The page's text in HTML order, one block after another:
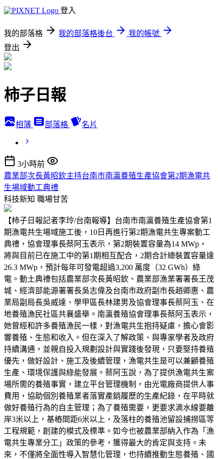
登入
我的部落格 我的部落格後台
我的帳號
登出
柿子日報
相簿 部落格 名片
3小時前
農業部次長黃昭欽主持台南市南瀛養殖生產協會第2期漁電共
生場域動工典禮
科技新知 職場甘苦
【柿子日報記者李玲/台南報導】台南市南瀛養殖生產協會第1
期漁電共生場域施工後，10日再進行第2期漁電共生專案動工
典禮，協會理事長蔡阿玉表示，第2期裝置容量為14 MWp，
將與目前已在施工中的第1期相互配合，2期合計總裝置容量達
26.3 MWp，預計每年可發電超過3,200 萬度（32 GWh）綠
電。動土典禮包括農業部次長黃昭欽、農業部漁業署署長王茂
城、經濟部能源署署長吳志偉及台南市政府副市長趙卿惠、農
業局副局長吳威達、學甲區長林建男及協會理事長蔡阿玉、在
地養殖漁民社區共襄盛舉。南瀛養殖協會理事長蔡阿玉表示，
她曾經和許多養殖漁民一樣，對漁電共生抱持疑慮，擔心會影
響養殖、生態和收入。但在深入了解政策、與專家學者及政府
持續溝通，並親自投入規劃設計與實踐後發現，只要堅持養殖
優先，做好設計、施工及後續管理，漁電共生是可以兼顧養殖
生產、環境保護與綠能發展。蔡阿玉說，為了提供漁電共生案
場所需的養殖事實，建立平台管理機制，由光電廠商提供人事
費用，協助個別養殖業者落實產銷履歷的生產紀錄，在平時就
做好養殖行為的自主管理；為了養殖需要，更要求滴水線要離
岸3米以上，基樁間距6米以上，及落柱的養殖池留設捕撈區等
工程規範，創建的模式及標準。如今也被農業部納入作為「漁
電共生專業分工」政策的參考，獲得最大的肯定與支持。未
來，不僅將全面性導入智慧化管理，也持續推動生態養殖、國